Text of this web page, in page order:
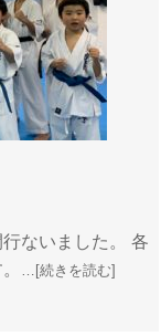
ないました。 各
…[続きを読む]